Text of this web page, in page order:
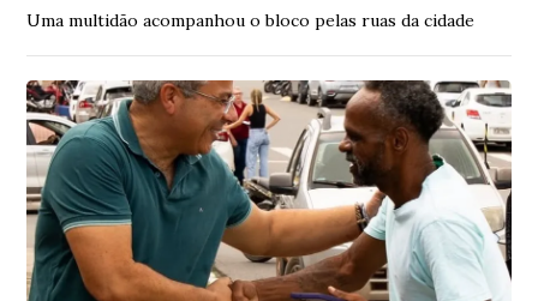
Uma multidão acompanhou o bloco pelas ruas da cidade